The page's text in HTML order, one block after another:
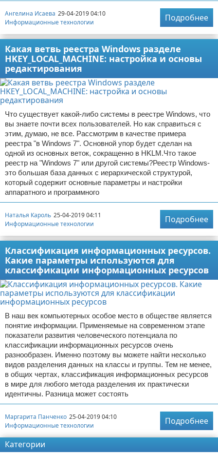
Ангелина Исаева 29-04-2019 04:10
Информационные технологии
Подробнее
Какая ветвь реестра Windows разделе
HKEY_LOCAL_MACHINE: настройка и основы
редактирования
Что существует какой-либо системы в реестре Windows, что
вы знаете почти всех пользователей. Но как справиться с
этим, думаю, не все. Рассмотрим в качестве примера
реестра "в Windows 7". Основной упор будет сделан на
одной из основных веток, сокращенно в HKLM.Что такое
реестр на "Windows 7" или другой системы?Реестр Windows-
это большая база данных с иерархической структурой,
который содержит основные параметры и настройки
аппаратного и программного
Наталья Кароль 25-04-2019 04:11
Информационные технологии
Подробнее
Классификация информационных ресурсов.
Какие параметры используются для
классификации информационных ресурсов
В наш век компьютерных особое место в обществе является
понятие информации. Применяемые на современном этапе
показатели развития человеческого потенциала по
классификации информационных ресурсов очень
разнообразен. Именно поэтому вы можете найти несколько
видов разделения данных на классы и группы. Тем не менее,
в общих чертах, классификация информационных ресурсов
в мире для любого метода разделения их практически
идентичны. Разница может состоять
Маргарита Панченко 25-04-2019 04:10
Информационные технологии
Подробнее
Категории